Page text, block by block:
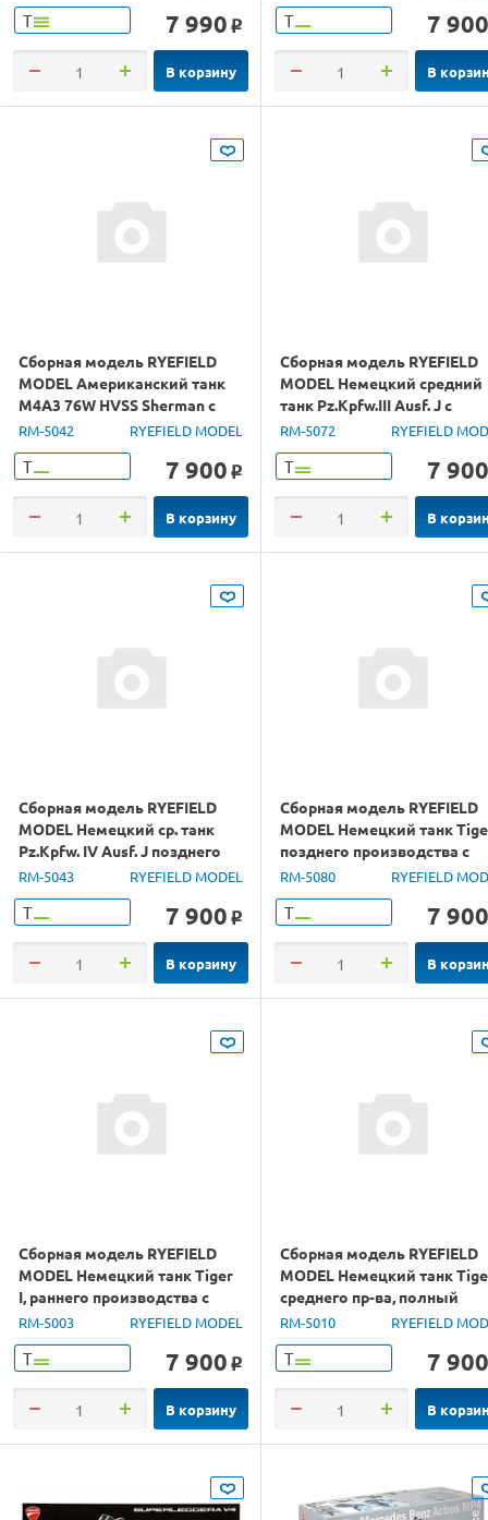
Т 7 990 o
В корзину
Т 7 900
В
Сборная модель RYEFIELD
MODEL Американский танк
M4A3 76W HVSS Sherman с
полным интерьером, 1/35
RM-5042 RYEFIELD MODEL
Т 7 900 o
В корзину
Сборная модель RYEFIELD
MODEL Немецкий средний
танк Pz.Kpfw.III Ausf. J с
полным интерьером, 1/35
RM-5072 RYEFIELD
Т 7 900
В
Сборная модель RYEFIELD
MODEL Немецкий ср. танк
Pz.Kpfw. IV Ausf. J позднего
пр-ва, интерьер, 1/35
RM-5043 RYEFIELD MODEL
Т 7 900 o
В корзину
Сборная модель RYEFIELD
MODEL Немецкий танк
позднего производства с
полным интерьером, 1/35
RM-5080 RYEFIELD
Т 7 900
В
Сборная модель RYEFIELD
MODEL Немецкий танк Tiger
I, раннего производства с
полным интерьером, 1/35
RM-5003 RYEFIELD MODEL
Т 7 900 o
В корзину
Сборная модель RYEFIELD
MODEL Немецкий танк
среднего пр-ва, полный
интерьер,траки, 1/35
RM-5010 RYEFIELD
Т 7 900
В